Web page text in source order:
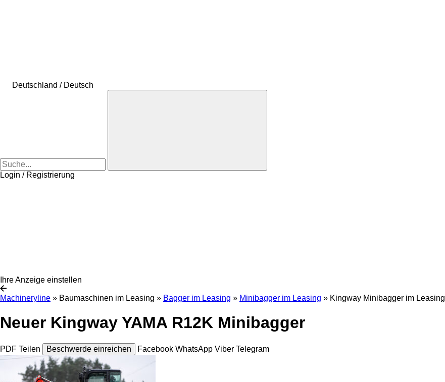
Deutschland / Deutsch
Login / Registrierung
Ihre Anzeige einstellen
Machineryline » Baumaschinen im Leasing » Bagger im Leasing » Minibagger im Leasing » Kingway Minibagger im Leasing
Neuer Kingway YAMA R12K Minibagger
PDF Teilen Beschwerde einreichen Facebook WhatsApp Viber Telegram